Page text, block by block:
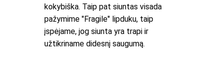
kokybiška. Taip pat siuntas visada
pažymime "Fragile" lipduku, taip
įspėjame, jog siunta yra trapi ir
užtikriname didesnį saugumą.